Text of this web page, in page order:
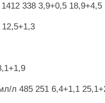
338 3,9+0,5 18,9+4,5
л 485 251 6,4+1,1